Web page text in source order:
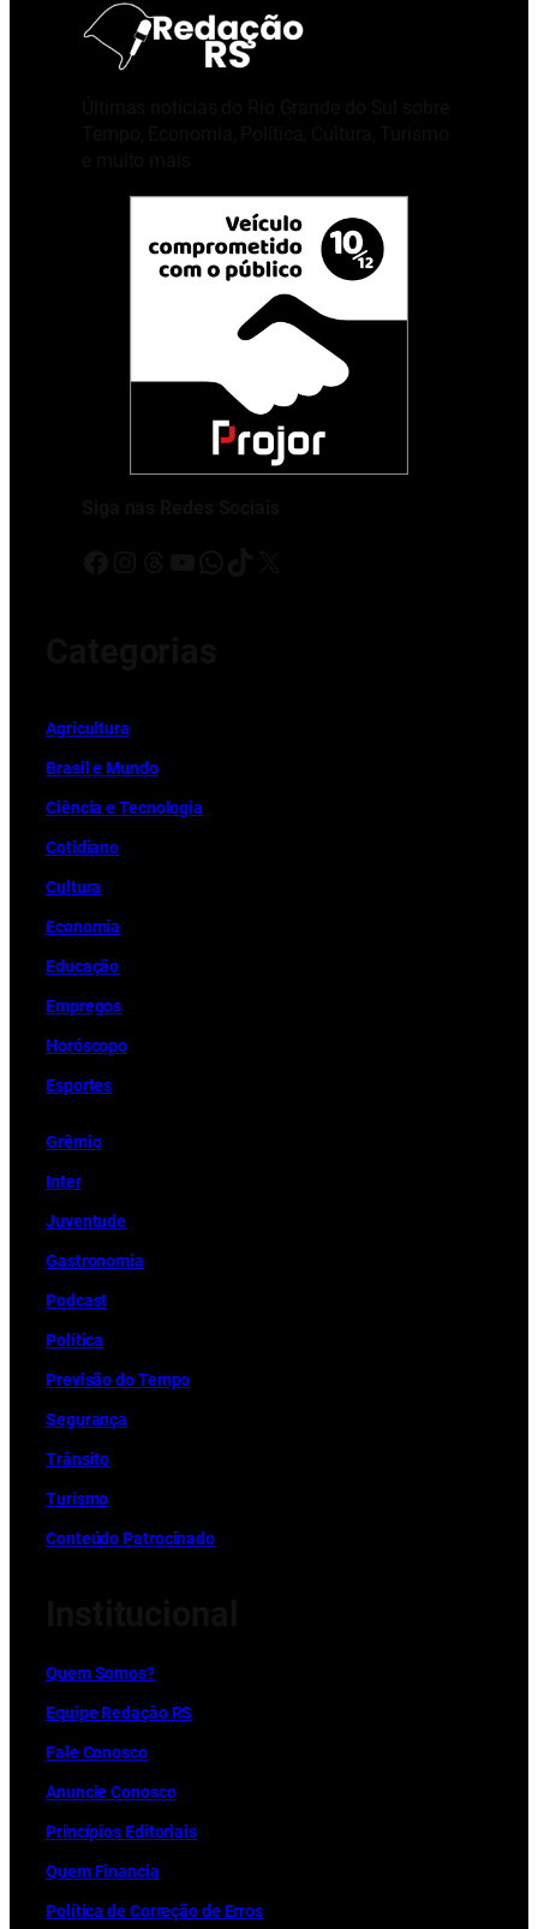
Agricultura
Brasil e Mundo
Ciência e Tecnologia
Cotidiano
Cultura
Economia
Educação
Empregos
Horóscopo
Esportes
Grêmio
Inter
Juventude
Gastronomia
Podcast
Política
Previsão do Tempo
Segurança
Trânsito
Turismo
Conteúdo Patrocinado
Quem Somos?
Equipe Redação RS
Fale Conosco
Anuncie Conosco
Princípios Editoriais
Quem Financia
Política de Correção de Erros